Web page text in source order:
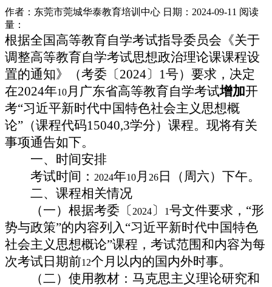
作者：东莞市莞城华泰教育培训中心 日期：2024-09-11 阅读
量：
根据全国高等教育自学考试指导委员会《关于
调整高等教育自学考试思想政治理论课课程设
置的通知》（考委〔2024〕 1号）要求，决定
在2024年10月广东省高等教育自学考试增加开
考“习近平新时代中国特色社会主义思想概
论”（课程代码15040,3学分）课程。现将有关
事项通告如下。
一、时间安排
考试时间： 2024年10月 26 日（周六）下午。
二、课程相关情况
（一）根据考委〔 2024〕 1号文件要求，“形
势与政策”的内容列入“习近平新时代中国特色
社会主义思想概论”课程，考试范围和内容为每
次考试日期前12个月以内的国内外时事。
（二）使用教材：马克思主义理论研究和